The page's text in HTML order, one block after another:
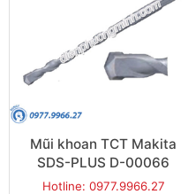
Mũi khoan TCT Makita
SDS-PLUS D-00066
(6x160mm)
Hotline: 0977.9966.27